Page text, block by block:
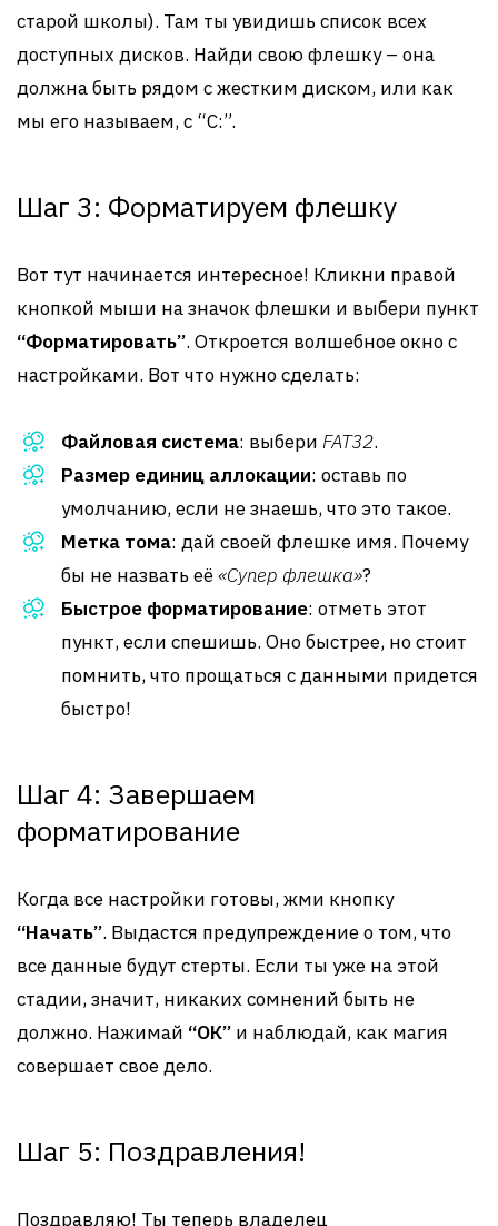
старой школы). Там ты увидишь список всех
доступных дисков. Найди свою флешку – она
должна быть рядом с жестким диском, или как
мы его называем, с “C:”.
Шаг 3: Форматируем флешку
Вот тут начинается интересное! Кликни правой
кнопкой мыши на значок флешки и выбери пункт
“Форматировать”. Откроется волшебное окно с
настройками. Вот что нужно сделать:
Файловая система: выбери FAT32.
Размер единиц аллокации: оставь по
умолчанию, если не знаешь, что это такое.
Метка тома: дай своей флешке имя. Почему
бы не назвать её«Супер флешка»?
Быстрое форматирование: отметь этот
пункт, если спешишь. Оно быстрее, но стоит
помнить, что прощаться с данными придется
быстро!
Шаг 4: Завершаем
форматирование
Когда все настройки готовы, жми кнопку
“Начать”. Выдастся предупреждение о том, что
все данные будут стерты. Если ты уже на этой
стадии, значит, никаких сомнений быть не
должно. Нажимай “ОК” и наблюдай, как магия
совершает свое дело.
Шаг 5: Поздравления!
Поздравляю! Ты теперь владелец